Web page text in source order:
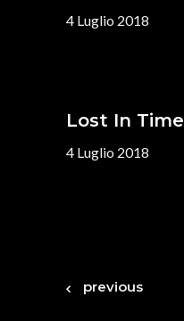
4 Luglio 2018
Lost In Time
4 Luglio 2018
previous